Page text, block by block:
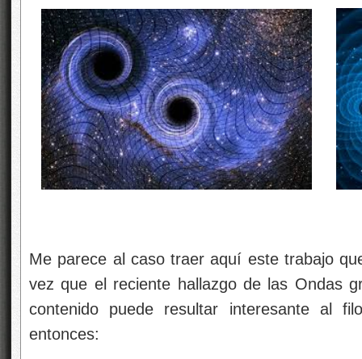
Me parece al caso traer aquí este trabajo
vez que el reciente hallazgo de las Ondas
contenido puede resultar interesante al
entonces: